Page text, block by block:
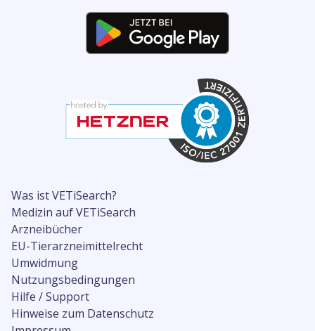
Was ist VETiSearch?
Medizin auf VETiSearch
Arzneibücher
EU-Tierarzneimittelrecht
Umwidmung
Nutzungsbedingungen
Hilfe / Support
Hinweise zum Datenschutz